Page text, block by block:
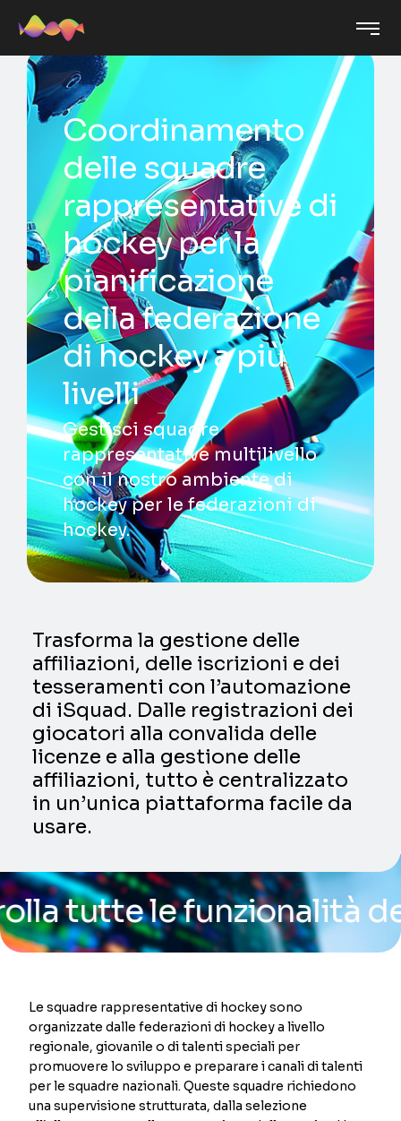
Coordinamento
delle squadre
rappresentative di
hockey per la
pianificazione
della federazione
di hockey a più
livelli
Gestisci squadre
rappresentative multilivello
con il nostro ambiente di
hockey per le federazioni di
hockey.
Trasforma la gestione delle
affiliazioni, delle iscrizioni e dei
tesseramenti con l’automazione
di iSquad. Dalle registrazioni dei
giocatori alla convalida delle
licenze e alla gestione delle
affiliazioni, tutto è centralizzato
in un’unica piattaforma facile da
usare.
le funzionalità della
Le squadre rappresentative di hockey sono
organizzate dalle federazioni di hockey a livello
regionale, giovanile o di talenti speciali per
promuovere lo sviluppo e preparare i canali di talenti
per le squadre nazionali. Queste squadre richiedono
una supervisione strutturata, dalla selezione